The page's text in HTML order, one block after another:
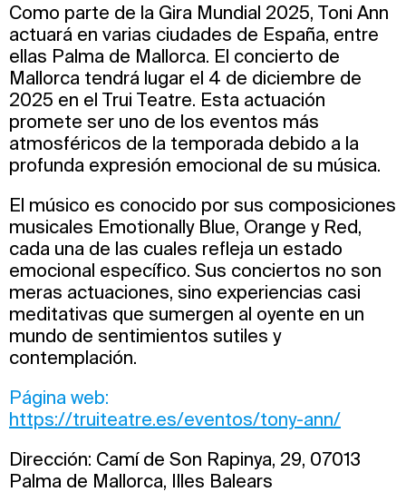
Como parte de la Gira Mundial 2025, Toni Ann
actuará en varias ciudades de España, entre
ellas Palma de Mallorca. El concierto de
Mallorca tendrá lugar el 4 de diciembre de
2025 en el Trui Teatre. Esta actuación
promete ser uno de los eventos más
atmosféricos de la temporada debido a la
profunda expresión emocional de su música.
El músico es conocido por sus composiciones
musicales Emotionally Blue, Orange y Red,
cada una de las cuales refleja un estado
emocional específico. Sus conciertos no son
meras actuaciones, sino experiencias casi
meditativas que sumergen al oyente en un
mundo de sentimientos sutiles y
contemplación.
Página web:
https://truiteatre.es/eventos/tony-ann/
Dirección: Camí de Son Rapinya, 29, 07013
Palma de Mallorca, Illes Balears